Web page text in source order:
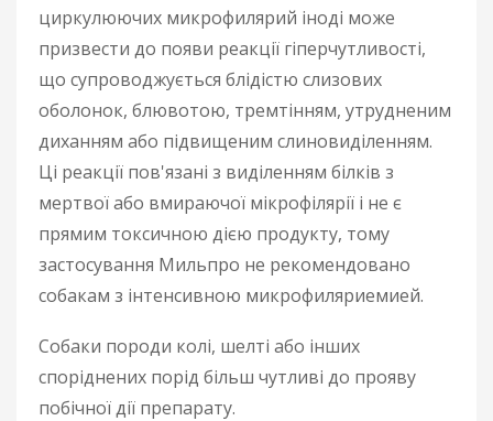
циркулюючих микрофилярий іноді може
призвести до появи реакції гіперчутливості,
що супроводжується блідістю слизових
оболонок, блювотою, тремтінням, утрудненим
диханням або підвищеним слиновиділенням.
Ці реакції пов'язані з виділенням білків з
мертвої або вмираючої мікрофілярії і не є
прямим токсичною дією продукту, тому
застосування Мильпро не рекомендовано
собакам з інтенсивною микрофиляриемией.
Собаки породи колі, шелті або інших
споріднених порід більш чутливі до прояву
побічної дії препарату.